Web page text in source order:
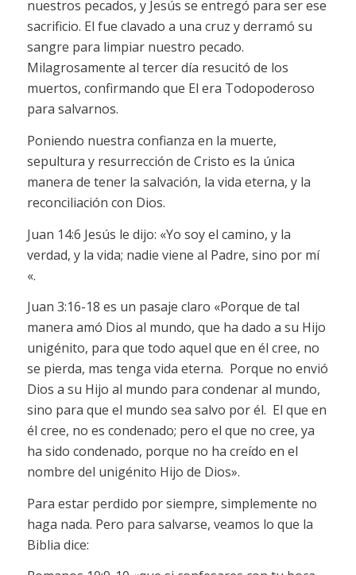
nuestros pecados, y Jesús se entregó para ser ese
sacrificio. El fue clavado a una cruz y derramó su
sangre para limpiar nuestro pecado.
Milagrosamente al tercer día resucitó de los
muertos, confirmando que El era Todopoderoso
para salvarnos.
Poniendo nuestra confianza en la muerte,
sepultura y resurrección de Cristo es la única
manera de tener la salvación, la vida eterna, y la
reconciliación con Dios.
Juan 14:6 Jesús le dijo: «Yo soy el camino, y la
verdad, y la vida; nadie viene al Padre, sino por mí
«.
Juan 3:16-18 es un pasaje claro «Porque de tal
manera amó Dios al mundo, que ha dado a su Hijo
unigénito, para que todo aquel que en él cree, no
se pierda, mas tenga vida eterna. Porque no envió
Dios a su Hijo al mundo para condenar al mundo,
sino para que el mundo sea salvo por él. El que en
él cree, no es condenado; pero el que no cree, ya
ha sido condenado, porque no ha creído en el
nombre del unigénito Hijo de Dios».
Para estar perdido por siempre, simplemente no
haga nada. Pero para salvarse, veamos lo que la
Biblia dice: